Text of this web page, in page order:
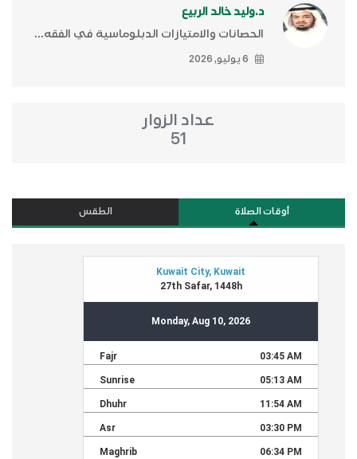
د.وليد خالد الربيع
الحصانات والامتيازات الدبلوماسية في الفقه...
6 يوليو, 2026
عداد الزوار
51
أوقات الصلاة الطقس